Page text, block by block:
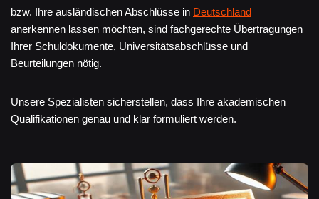
bzw. Ihre ausländischen Abschlüsse in Deutschland
anerkennen lassen möchten, sind fachgerechte Übertragungen
Ihrer Schuldokumente, Universitätsabschlüsse und
Beurteilungen nötig.
Unsere Spezialisten sicherstellen, dass Ihre akademischen
Qualifikationen genau und klar formuliert werden.